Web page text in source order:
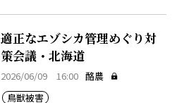
適正なエゾシカ管理めぐり対
策会議・北海道
2026/06/09 16:00 酪農
鳥獣被害